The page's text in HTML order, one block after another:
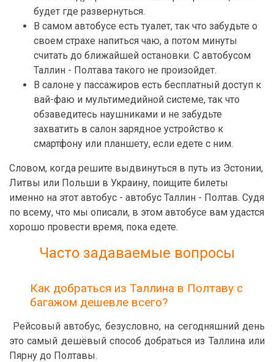
будет где развернуться.
В самом автобусе есть туалет, так что забудьте о
своем страхе напиться чаю, а потом минуты
считать до ближайшей остановки. С автобусом
Таллин - Полтава такого не произойдет.
В салоне у пассажиров есть бесплатный доступ к
вай-фаю и мультимедийной системе, так что
обзаведитесь наушниками и не забудьте
захватить в салон зарядное устройство к
смартфону или планшету, если едете с ним.
Словом, когда решите выдвинуться в путь из Эстонии,
Литвы или Польши в Украину, поищите билеты
именно на этот автобус - автобус Таллин - Полтав. Судя
по всему, что мы описали, в этом автобусе вам удастся
хорошо провести время, пока едете.
Часто задаваемые вопросы
Как добраться из Таллина в Полтаву с
багажом дешевле всего?
Рейсовый автобус, безусловно, на сегодняшний день
это самый дешёвый способ добраться из Таллина или
Пярну до Полтавы.